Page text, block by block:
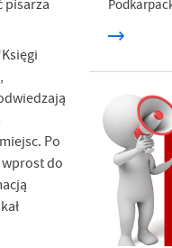
pisarza
Po
do